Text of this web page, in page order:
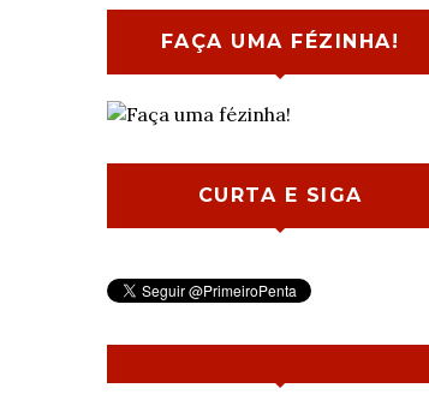
FAÇA UMA FÉZINHA!
CURTA E SIGA